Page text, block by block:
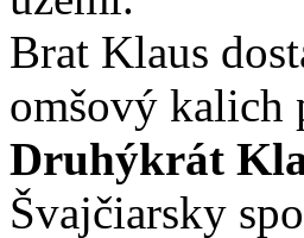
Brat Klaus
omšový kalich
Druhýkrát
Švajčiarsky